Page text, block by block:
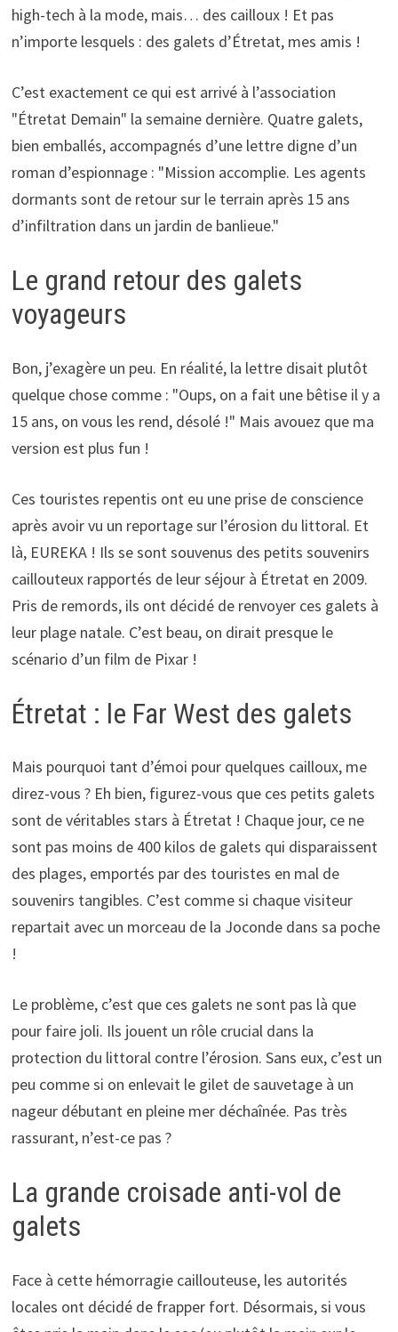
high-tech à la mode, mais… des cailloux ! Et pas
n’importe lesquels : des galets d’Étretat, mes amis !
C’est exactement ce qui est arrivé à l’association
"Étretat Demain" la semaine dernière. Quatre galets,
bien emballés, accompagnés d’une lettre digne d’un
roman d’espionnage : "Mission accomplie. Les agents
dormants sont de retour sur le terrain après 15 ans
d’infiltration dans un jardin de banlieue."
Le grand retour des galets
voyageurs
Bon, j’exagère un peu. En réalité, la lettre disait plutôt
quelque chose comme : "Oups, on a fait une bêtise il y a
15 ans, on vous les rend, désolé !" Mais avouez que ma
version est plus fun !
Ces touristes repentis ont eu une prise de conscience
après avoir vu un reportage sur l’érosion du littoral. Et
là, EUREKA ! Ils se sont souvenus des petits souvenirs
caillouteux rapportés de leur séjour à Étretat en 2009.
Pris de remords, ils ont décidé de renvoyer ces galets à
leur plage natale. C’est beau, on dirait presque le
scénario d’un film de Pixar !
Étretat : le Far West des galets
Mais pourquoi tant d’émoi pour quelques cailloux, me
direz-vous ? Eh bien, figurez-vous que ces petits galets
sont de véritables stars à Étretat ! Chaque jour, ce ne
sont pas moins de 400 kilos de galets qui disparaissent
des plages, emportés par des touristes en mal de
souvenirs tangibles. C’est comme si chaque visiteur
repartait avec un morceau de la Joconde dans sa poche
!
Le problème, c’est que ces galets ne sont pas là que
pour faire joli. Ils jouent un rôle crucial dans la
protection du littoral contre l’érosion. Sans eux, c’est un
peu comme si on enlevait le gilet de sauvetage à un
nageur débutant en pleine mer déchaînée. Pas très
rassurant, n’est-ce pas ?
La grande croisade anti-vol de
galets
Face à cette hémorragie caillouteuse, les autorités
locales ont décidé de frapper fort. Désormais, si vous